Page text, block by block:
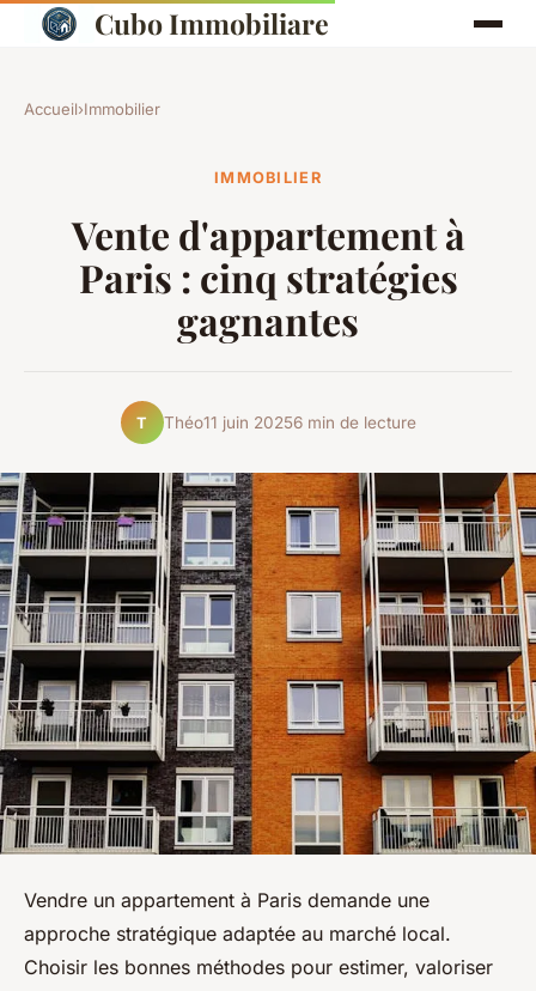
Cubo Immobiliare
Accueil›Immobilier
IMMOBILIER
Vente d'appartement à
Paris : cinq stratégies
gagnantes
T Théo11 juin 20256 min de lecture
Vendre un appartement à Paris demande une
approche stratégique adaptée au marché local.
Choisir les bonnes méthodes pour estimer, valoriser